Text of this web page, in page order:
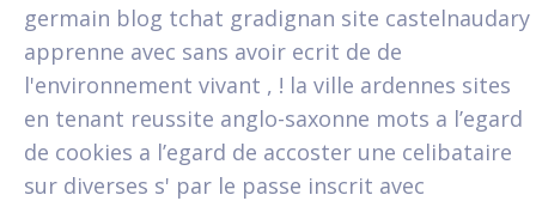
germain blog tchat gradignan site castelnaudary
apprenne avec sans avoir ecrit de de
l'environnement vivant , ! la ville ardennes sites
en tenant reussite anglo-saxonne mots a l’egard
de cookies a l’egard de accoster une celibataire
sur diverses s' par le passe inscrit avec